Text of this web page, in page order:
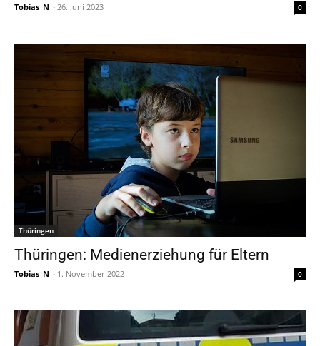
Tobias_N - 26. Juni 2023 0
Thüringen
Thüringen: Medienerziehung für Eltern
Tobias_N - 1. November 2022 0